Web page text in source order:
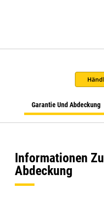
Garantie Und Abdeckung
Informationen
Abdeckung